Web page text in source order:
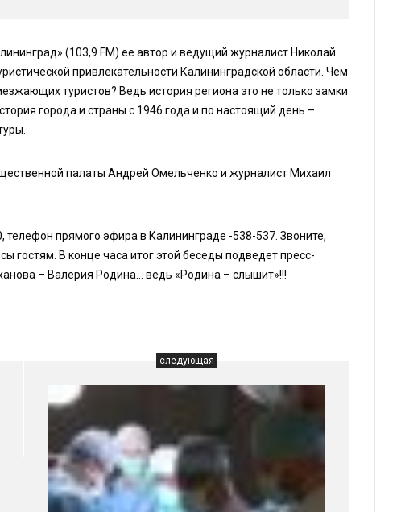
(103,9 FM) ее автор и ведущий журналист Николай
привлекательности Калининградской области. Чем
туристов? Ведь история региона это не только замки
города и страны с 1946 года и по настоящий день –
палаты Андрей Омельченко и журналист Михаил
прямого эфира в Калининграде -538-537. Звоните,
гостям. В конце часа итог этой беседы подведет пресс-
– Валерия Родина… ведь «Родина – слышит»!!!
следующая